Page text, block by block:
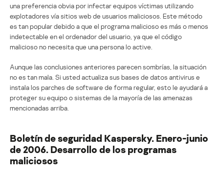
una preferencia obvia por infectar equipos víctimas utilizando
explotadores vía sitios web de usuarios maliciosos. Este método
es tan popular debido a que el programa malicioso es más o menos
indetectable en el ordenador del usuario, ya que el código
malicioso no necesita que una persona lo active.
Aunque las conclusiones anteriores parecen sombrías, la situación
no es tan mala. Si usted actualiza sus bases de datos antivirus e
instala los parches de software de forma regular, esto le ayudará a
proteger su equipo o sistemas de la mayoría de las amenazas
mencionadas arriba.
Boletín de seguridad Kaspersky. Enero-junio
de 2006. Desarrollo de los programas
maliciosos